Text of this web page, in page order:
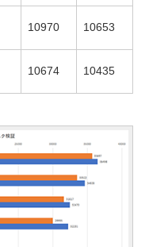
10970 10653
10674 10435